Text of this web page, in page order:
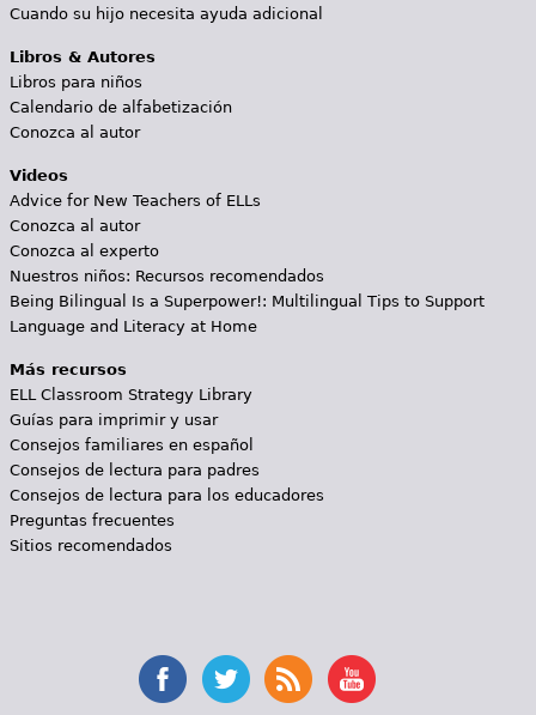
Cuando su hijo necesita ayuda adicional
Libros & Autores
Libros para niños
Calendario de alfabetización
Conozca al autor
Videos
Advice for New Teachers of ELLs
Conozca al autor
Conozca al experto
Nuestros niños: Recursos recomendados
Being Bilingual Is a Superpower!: Multilingual Tips to Support
Language and Literacy at Home
Más recursos
ELL Classroom Strategy Library
Guías para imprimir y usar
Consejos familiares en español
Consejos de lectura para padres
Consejos de lectura para los educadores
Preguntas frecuentes
Sitios recomendados